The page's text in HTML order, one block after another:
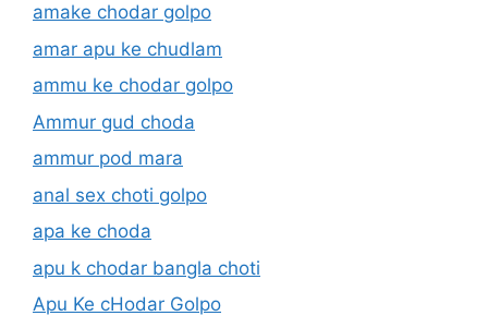
amake chodar golpo
amar apu ke chudlam
ammu ke chodar golpo
Ammur gud choda
ammur pod mara
anal sex choti golpo
apa ke choda
apu k chodar bangla choti
Apu Ke cHodar Golpo